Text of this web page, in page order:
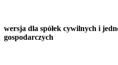
wersja dla spółek cywilnych i
gospodarczych